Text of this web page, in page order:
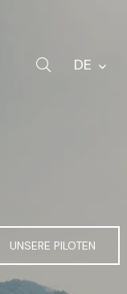
Rucksäcke
DE
UNSERE PILOTEN